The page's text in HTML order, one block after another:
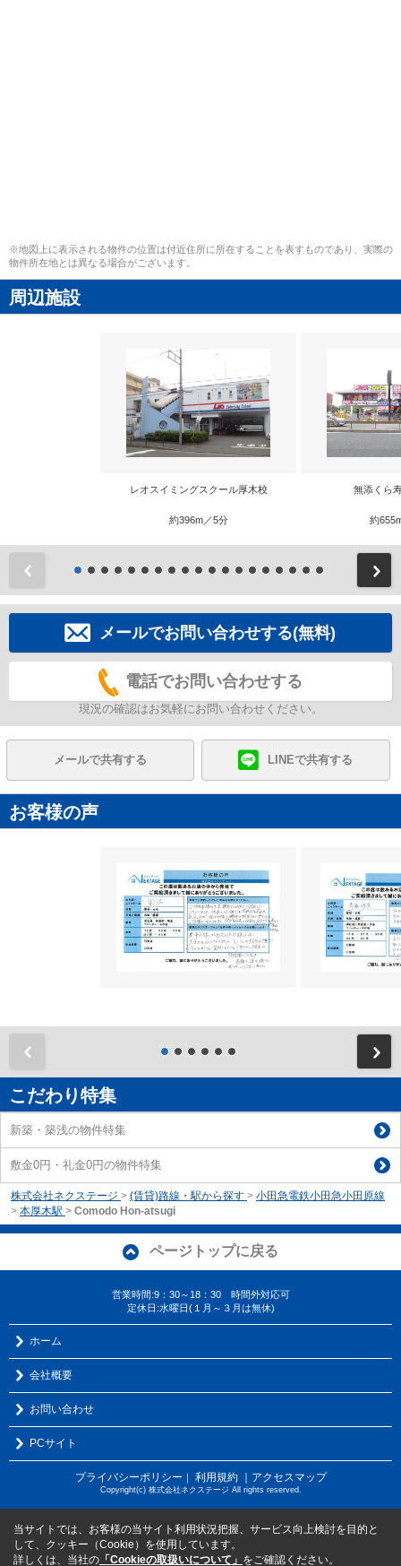
※地図上に表示される物件の位置は付近住所に所在することを表すものであり、実際の
物件所在地とは異なる場合がございます。
周辺施設
レオスイミングスクール厚木校
約396m／5分
無添くら
約
メールでお問い合わせする(無料)
電話でお問い合わせする
現況の確認はお気軽にお問い合わせください。
メールで共有する LINEで共有する
お客様の声
こだわり特集
新築・築浅の物件特集
敷金0円・礼金0円の物件特集
株式会社ネクステージ > (賃貸)路線・駅から探す > 小田急電鉄小田急小田原線
> 本厚木駅 > Comodo Hon-atsugi
ページトップに戻る
営業時間:9：30～18：30 時間外対応可
定休日:水曜日(１月～３月は無休)
ホーム
会社概要
お問い合わせ
PCサイト
プライバシーポリシー ｜ 利用規約 ｜アクセスマップ
Copyright(c) 株式会社ネクステージ All rights reserved.
当サイトでは、お客様の当サイト利用状況把握、サービス向上検討を目的と
して、クッキー（Cookie）を使用しています。
詳しくは、当社の 「Cookieの取扱いについて」 をご確認ください。